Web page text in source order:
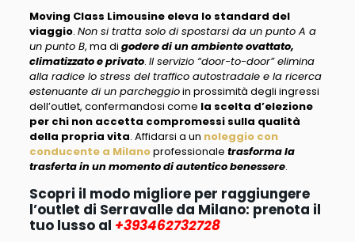
Moving Class Limousine eleva lo standard del
viaggio. Non si tratta solo di spostarsi da un punto A a
un punto B, ma di godere di un ambiente ovattato,
climatizzato e privato. Il servizio “door-to-door” elimina
alla radice lo stress del traffico autostradale e la ricerca
estenuante di un parcheggioin prossimità degli ingressi
dell’outlet, confermandosi come la scelta d’elezione
per chi non accetta compromessi sulla qualità
della propria vita. Affidarsi a un noleggio con
conducente a Milanoprofessionale trasforma la
trasferta in un momento di autentico benessere.
Scopri il modo migliore per raggiungere
l’outlet di Serravalle da Milano: prenota il
tuo lusso al +393462732728